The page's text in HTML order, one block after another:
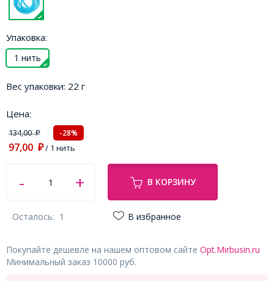
Упаковка:
1 нить
Вес упаковки: 22 г
Цена:
134,00₽ -28%
97,00 ₽/ 1 нить
В КОРЗИНУ
Осталось: 1 В избранное
Покупайте дешевле на нашем оптовом сайте Opt.Mirbusin.ru
Минимальный заказ 10000 руб.